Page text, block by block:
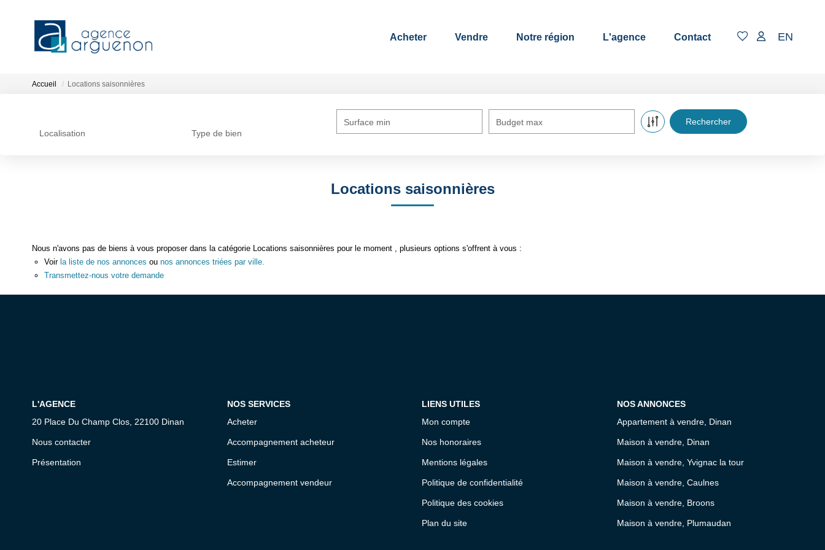
Acheter Vendre Notre région L'agence Contact EN
Accueil Locations saisonnières
Localisation Type de bien
Surface min Budget max
Locations saisonnières
Nous n'avons pas de biens à vous proposer dans la catégorie Locations saisonnières pour le moment , plusieurs options s'offrent à vous :
Voir la liste de nos annonces ou nos annonces triées par ville.
Transmettez-nous votre demande
L'AGENCE
20 Place Du Champ Clos, 22100 Dinan
Nous contacter
Présentation
NOS SERVICES
Acheter
Accompagnement acheteur
Estimer
Accompagnement vendeur
LIENS UTILES
Mon compte
Nos honoraires
Mentions légales
Politique de confidentialité
Politique des cookies
Plan du site
NOS ANNONCES
Appartement à vendre, Dinan
Maison à vendre, Dinan
Maison à vendre, Yvignac la tour
Maison à vendre, Caulnes
Maison à vendre, Broons
Maison à vendre, Plumaudan